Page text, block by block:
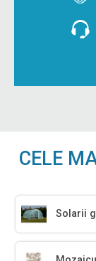
CELE
Solarii